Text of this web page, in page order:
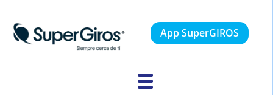
App SuperGIROS